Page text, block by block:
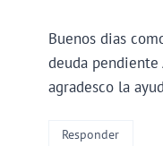
Buenos dias
deuda
agradesco la
Responder